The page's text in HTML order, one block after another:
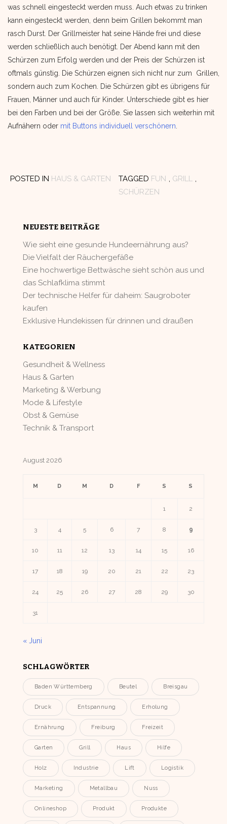
was schnell eingesteckt werden muss. Auch etwas zu trinken
kann eingesteckt werden, denn beim Grillen bekommt man
rasch Durst. Der Grillmeister hat seine Hände frei und diese
werden schließlich auch benötigt. Der Abend kann mit den
Schürzen zum Erfolg werden und der Preis der Schürzen ist
oftmals günstig. Die Schürzen eignen sich nicht nur zum Grillen,
sondern auch zum Kochen. Die Schürzen gibt es übrigens für
Frauen, Männer und auch für Kinder. Unterschiede gibt es hier
bei den Farben und bei der Größe. Sie lassen sich weiterhin mit
Aufnähern oder mit Buttons individuell verschönern
POSTED IN HAUS & GARTEN TAGGED FUN , GRILL ,
SCHÜRZEN
NEUESTE BEITRÄGE
Wie sieht eine gesunde Hundeernährung aus?
Die Vielfalt der Räuchergefäße
Eine hochwertige Bettwäsche sieht schön aus und
das Schlafklima stimmt
Der technische Helfer für daheim: Saugroboter
kaufen
Exklusive Hundekissen für drinnen und draußen
KATEGORIEN
Gesundheit & Wellness
Haus & Garten
Marketing & Werbung
Mode & Lifestyle
Obst & Gemüse
Technik & Transport
August 2026
M D M D F S S
1 2
3 4 5 6 7 8 9
10 11 12 13 14 15 16
17 18 19 20 21 22 23
24 25 26 27 28 29 30
31
« Juni
SCHLAGWÖRTER
Baden Württemberg Beutel Breisgau
Druck Entspannung Erholung
Ernährung Freiburg Freizeit
Garten Grill Haus Hilfe
Holz Industrie Lift Logistik
Marketing Metallbau Nuss
Onlineshop Produkt Produkte